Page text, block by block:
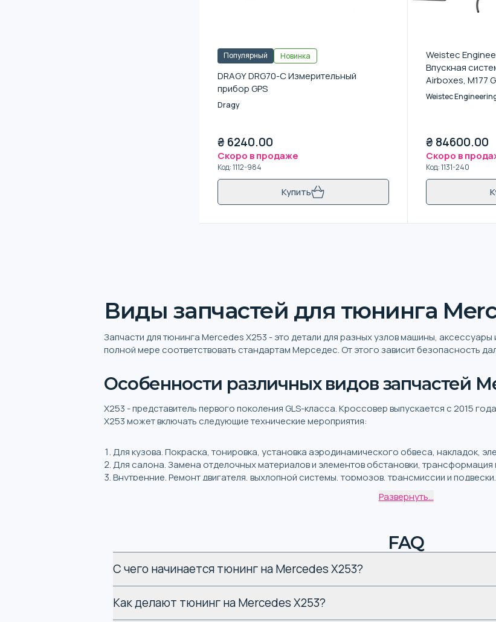
Популярный Новинка
DRAGY DRG70-C Измерительный
прибор GPS
Dragy
₴ 6240.00
Скоро в продаже
Код:1112-984
Купить
Weistec
Впускная
Airboxes, M177
C63 AMG
Weistec
₴ 84600.00
Скоро в
Код:1131-240
Виды запчастей для тюнинга
Запчасти для тюнинга Mercedes X253 - это детали для разных узлов машины,
полной мере соответствовать стандартам Мерседес. От этого зависит безопасность
Особенности различных видов запчастей
X253 - представитель первого поколения GLS-класса. Кроссовер выпускается с 2015
X253 может включать следующие технические мероприятия:
Для кузова. Покраска, тонировка, установка аэродинамического обвеса, накладок,
Для салона. Замена отделочных материалов и элементов обстановки,
Внутренние. Ремонт двигателя, выхлопной системы, тормозов, трансмиссии и
Какие самые популярные
тюнинга Mercedes X253
законодательством. Всегда востребованы следующие комплектующие:
Развернуть...
FAQ
С чего начинается тюнинг на Mercedes X253?
Как делают тюнинг на Mercedes X253?